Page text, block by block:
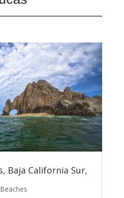
Baja California Sur,
Beaches